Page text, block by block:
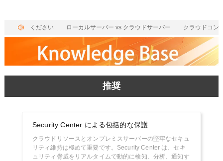
ご利用ください ローカルサーバー vs クラウドサーバー クラウドコン
推奨
Security Center による包括的な保護
クラウドリソースとオンプレミスサーバーの堅牢なセキュ
リティ維持は極めて重要です。Security Center は、セキ
ュリティ脅威をリアルタイムで動的に検知、分析、通知す